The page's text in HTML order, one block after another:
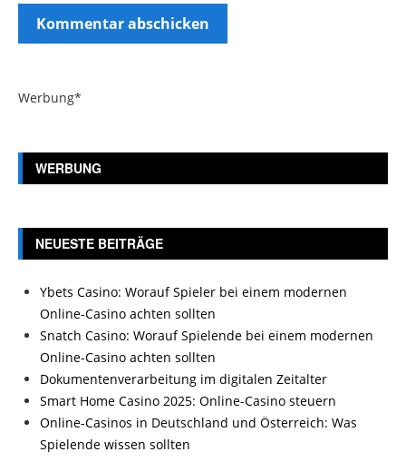
Werbung*
WERBUNG
NEUESTE BEITRÄGE
Ybets Casino: Worauf Spieler bei einem modernen
Online-Casino achten sollten
Snatch Casino: Worauf Spielende bei einem modernen
Online-Casino achten sollten
Dokumentenverarbeitung im digitalen Zeitalter
Smart Home Casino 2025: Online-Casino steuern
Online-Casinos in Deutschland und Österreich: Was
Spielende wissen sollten